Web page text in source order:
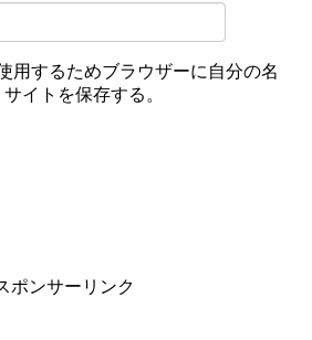
用するためブラウザーに自分の名
イトを保存する。
ポンサーリンク